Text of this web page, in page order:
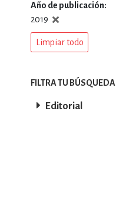
Año de publicación
2019
Limpiar todo
FILTRA TU
Editorial